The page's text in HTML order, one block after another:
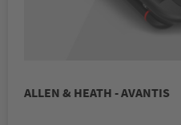
ALLEN & HEATH - AVANTIS